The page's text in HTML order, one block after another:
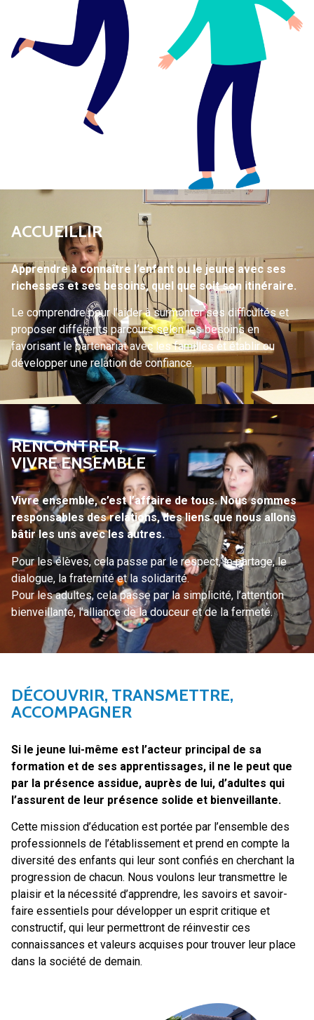
ACCUEILLIR
Apprendre à connaître l’enfant ou le jeune avec ses
richesses et ses besoins, quel que soit son itinéraire.
Le comprendre pour l’aider à surmonter ses difficultés et
proposer différents parcours selon les besoins en
favorisant le partenariat avec les familles et établir ou
développer une relation de confiance.
RENCONTRER,
VIVRE ENSEMBLE
Vivre ensemble, c’est l’affaire de tous. Nous sommes
responsables des relations, des liens que nous allons
bâtir les uns avec les autres.
Pour les élèves, cela passe par le respect, le partage, le
dialogue, la fraternité et la solidarité.
Pour les adultes, cela passe par la simplicité, l’attention
bienveillante, l’alliance de la douceur et de la fermeté.
DÉCOUVRIR, TRANSMETTRE,
ACCOMPAGNER
Si le jeune lui-même est l’acteur principal de sa
formation et de ses apprentissages, il ne le peut que
par la présence assidue, auprès de lui, d’adultes qui
l’assurent de leur présence solide et bienveillante.
Cette mission d’éducation est portée par l’ensemble des
professionnels de l’établissement et prend en compte la
diversité des enfants qui leur sont confiés en cherchant la
progression de chacun. Nous voulons leur transmettre le
plaisir et la nécessité d’apprendre, les savoirs et savoir-
faire essentiels pour développer un esprit critique et
constructif, qui leur permettront de réinvestir ces
connaissances et valeurs acquises pour trouver leur place
dans la société de demain.